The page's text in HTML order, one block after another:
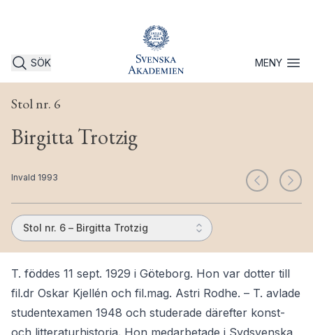
SÖK MENYÖppna
Stol nr. 6
Birgitta Trotzig
Invald 1993
Stol nr. 6 – Birgitta Trotzig
T. föddes 11 sept. 1929 i Göteborg. Hon var dotter till
fil.dr Oskar Kjellén och fil.mag. Astri Rodhe. – T. avlade
studentexamen 1948 och studerade därefter konst-